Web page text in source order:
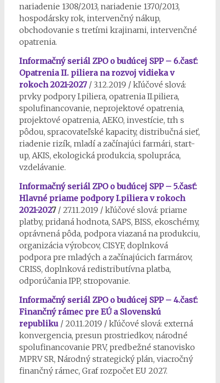
nariadenie 1308/2013, nariadenie 1370/2013,
hospodársky rok, intervenčný nákup,
obchodovanie s tretími krajinami, intervenčné
opatrenia.
Informačný seriál ZPO o budúcej SPP – 6.časť:
Opatrenia II. piliera na rozvoj vidieka v
rokoch 2021-2027 / 3.12.2019 / kľúčové slová:
prvky podpory I.piliera, opatrenia II.piliera,
spolufinancovanie, neprojektové opatrenia,
projektové opatrenia, AEKO, investície, trh s
pôdou, spracovateľské kapacity, distribučná sieť,
riadenie rizík, mladí a začínajúci farmári, start-
up, AKIS, ekologická produkcia, spolupráca,
vzdelávanie.
Informačný seriál ZPO o budúcej SPP – 5.časť:
Hlavné priame podpory I.piliera v rokoch
2021-2027/ 27.11.2019 / kľúčové slová: priame
platby, pridaná hodnota, SAPS, BISS, ekoschémy,
oprávnená pôda, podpora viazaná na produkciu,
organizácia výrobcov, CISYF, doplnková
podpora pre mladých a začínajúcich farmárov,
CRISS, doplnková redistributívna platba,
odporúčania IPP, stropovanie.
Informačný seriál ZPO o budúcej SPP – 4.časť:
Finančný rámec pre EÚ a Slovenskú
republiku / 20.11.2019 / kľúčové slová: externá
konvergencia, presun prostriedkov, národné
spolufinancovanie PRV, predbežné stanovisko
MPRV SR, Národný strategický plán, viacročný
finančný rámec, Graf rozpočet EU 2027.